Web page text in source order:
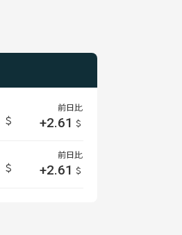
＄
前日比
+2.61 ＄
＄
前日比
+2.61 ＄